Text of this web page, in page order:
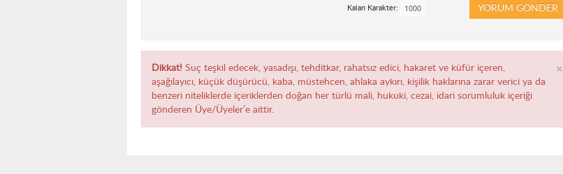
YORUM GÖNDER
Kalan Karakter:
×
Dikkat! Suç teşkil edecek, yasadışı, tehditkar, rahatsız edici, hakaret ve küfür içeren,
aşağılayıcı, küçük düşürücü, kaba, müstehcen, ahlaka aykırı, kişilik haklarına zarar verici ya da
benzeri niteliklerde içeriklerden doğan her türlü mali, hukuki, cezai, idari sorumluluk içeriği
gönderen Üye/Üyeler’e aittir.